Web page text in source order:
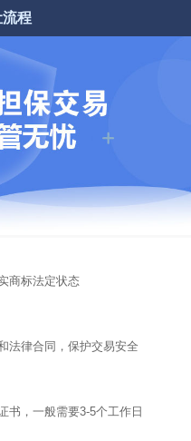
程
商标法定状态
法律合同，保护交易安全
书，一般需要3-5个工作日